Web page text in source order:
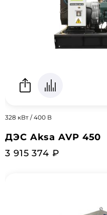
328 кВт / 400 В
ДЭС Aksa AVP 450
3 915 374 ₽